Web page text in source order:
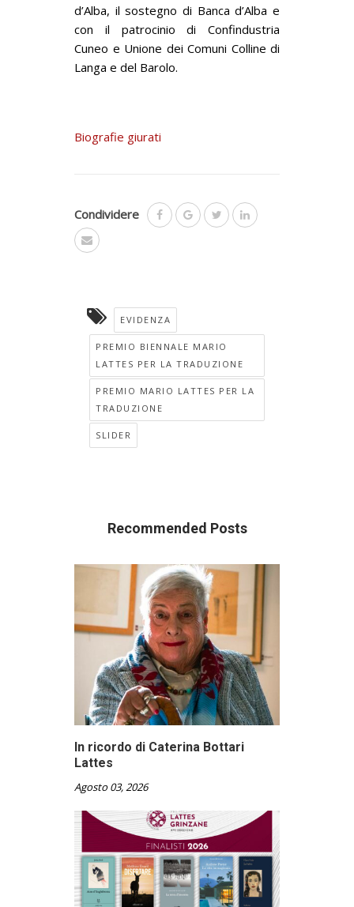
d’Alba, il sostegno di Banca d’Alba e
con il patrocinio di Confindustria
Cuneo e Unione dei Comuni Colline di
Langa e del Barolo.
Biografie giurati
Condividere
EVIDENZA
PREMIO BIENNALE MARIO
LATTES PER LA TRADUZIONE
PREMIO MARIO LATTES PER LA
TRADUZIONE
SLIDER
Recommended Posts
In ricordo di Caterina Bottari
Lattes
Agosto 03, 2026